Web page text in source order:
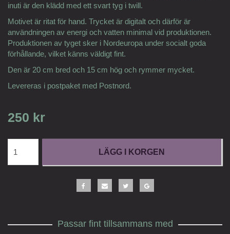
inuti är den klädd med ett svart tyg i twill.
Motivet är ritat för hand. Trycket är digitalt och därför är
användningen av energi och vatten minimal vid produktionen.
Produktionen av tyget sker i Nordeuropa under socialt goda
förhållande, vilket känns väldigt fint.
Den är 20 cm bred och 15 cm hög och rymmer mycket.
Levereras i postpaket med Postnord.
250 kr
LÄGG I KORGEN
Passar fint tillsammans med